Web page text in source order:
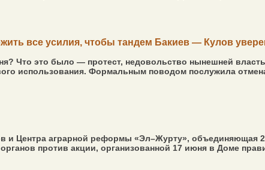
все усилия, чтобы тандем Бакиев — Кулов
Что это было — протест, недовольство нынешней
использования. Формальным поводом послужила
и Центра аграрной реформы «Эл–Журту»,
против акции, организованной 17 июня в Доме